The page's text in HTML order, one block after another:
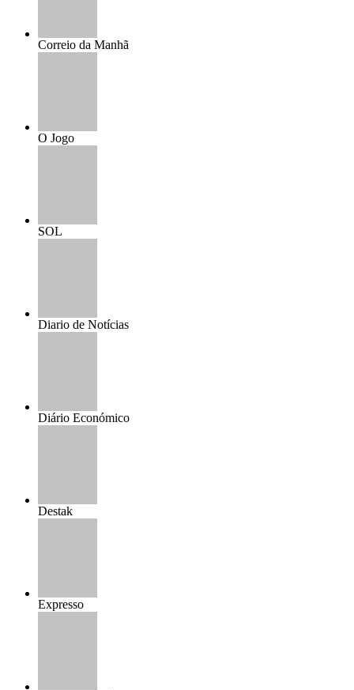
Correio da Manhã
O Jogo
SOL
Diario de Notícias
Diário Económico
Destak
Expresso